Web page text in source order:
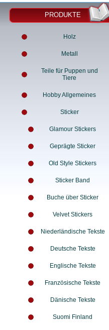
PRODUKTE
Holz
Metall
Teile für Puppen und
Tiere
Hobby Allgemeines
Sticker
Glamour Stickers
Geprägte Sticker
Old Style Stickers
Sticker Band
Buche über Sticker
Velvet Stickers
Niederländische Tekste
Deutsche Tekste
Englische Tekste
Französische Tekste
Dänische Tekste
Suomi Finland